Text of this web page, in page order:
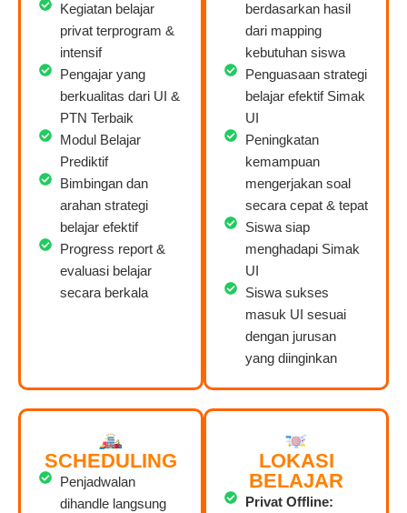
Kegiatan belajar
privat terprogram &
intensif
Pengajar yang
berkualitas dari UI &
PTN Terbaik
Modul Belajar
Prediktif
Bimbingan dan
arahan strategi
belajar efektif
Progress report &
evaluasi belajar
secara berkala
berdasarkan hasil
dari mapping
kebutuhan siswa
Penguasaan strategi
belajar efektif Simak
UI
Peningkatan
kemampuan
mengerjakan soal
secara cepat & tepat
Siswa siap
menghadapi Simak
UI
Siswa sukses
masuk UI sesuai
dengan jurusan
yang diinginkan
SCHEDULING
Penjadwalan
dihandle langsung
LOKASI
BELAJAR
Privat Offline: